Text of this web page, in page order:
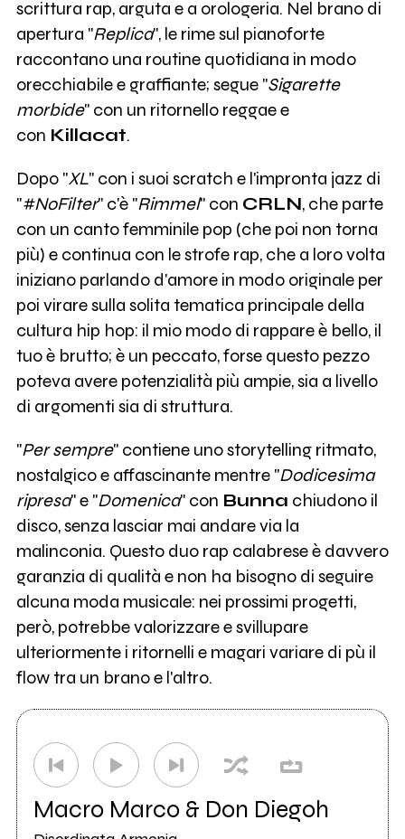
scrittura rap, arguta e a orologeria. Nel brano di
apertura "Replica", le rime sul pianoforte
raccontano una routine quotidiana in modo
orecchiabile e graffiante; segue "Sigarette
morbide" con un ritornello reggae e
con Killacat.
Dopo "XL" con i suoi scratch e l'impronta jazz di
"#NoFilter" c'è "Rimmel" con CRLN, che parte
con un canto femminile pop (che poi non torna
più) e continua con le strofe rap, che a loro volta
iniziano parlando d'amore in modo originale per
poi virare sulla solita tematica principale della
cultura hip hop: il mio modo di rappare è bello, il
tuo è brutto; è un peccato, forse questo pezzo
poteva avere potenzialità più ampie, sia a livello
di argomenti sia di struttura.
"Per sempre" contiene uno storytelling ritmato,
nostalgico e affascinante mentre "Dodicesima
ripresa" e "Domenica" con Bunna chiudono il
disco, senza lasciar mai andare via la
malinconia. Questo duo rap calabrese è davvero
garanzia di qualità e non ha bisogno di seguire
alcuna moda musicale: nei prossimi progetti,
però, potrebbe valorizzare e svillupare
ulteriormente i ritornelli e magari variare di pù il
flow tra un brano e l'altro.
Macro Marco & Don Diegoh